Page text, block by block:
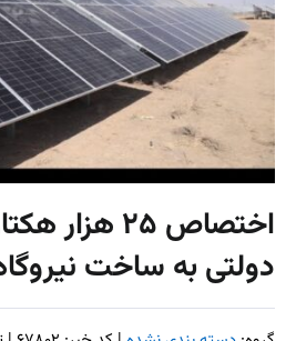
اختصاص ۲۵
دولتی به ساخت